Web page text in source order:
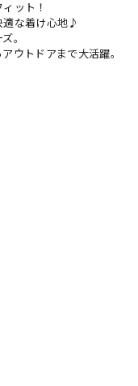
ット！
適な着け心地♪
。
ウトドアまで大活躍。